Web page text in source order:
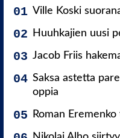
Ville Koski
Huuhkajien uusi
Jacob Friis
Saksa astetta
oppia
Roman